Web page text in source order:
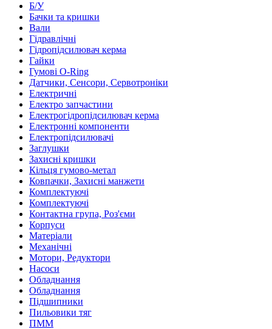
Б/У
Бачки та кришки
Вали
Гідравлічні
Гідропідсилювач керма
Гайки
Гумові O-Ring
Датчики, Сенсори, Сервотроніки
Електричні
Електро запчастини
Електрогідропідсилювач керма
Електронні компоненти
Електропідсилювачі
Заглушки
Захисні кришки
Кільця гумово-метал
Ковпачки, Захисні манжети
Комплектуючі
Комплектуючі
Контактна група, Роз'єми
Корпуси
Матеріали
Механічні
Мотори, Редуктори
Насоси
Обладнання
Обладнання
Підшипники
Пильовики тяг
ПММ